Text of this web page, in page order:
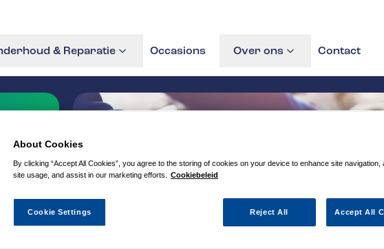
& Reparatie Occasions Over ons Contact
en
About Cookies
By clicking “Accept All Cookies”, you agree to the storing of cookies on your device to enhance site navigation,
site usage, and assist in our marketing efforts.
Cookiebeleid
Reject All Accept All
Cookie Settings